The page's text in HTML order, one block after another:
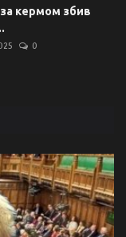
за кермом збив
0